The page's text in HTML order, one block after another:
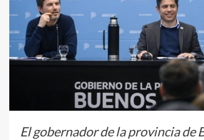
El gobernador de la provincia de